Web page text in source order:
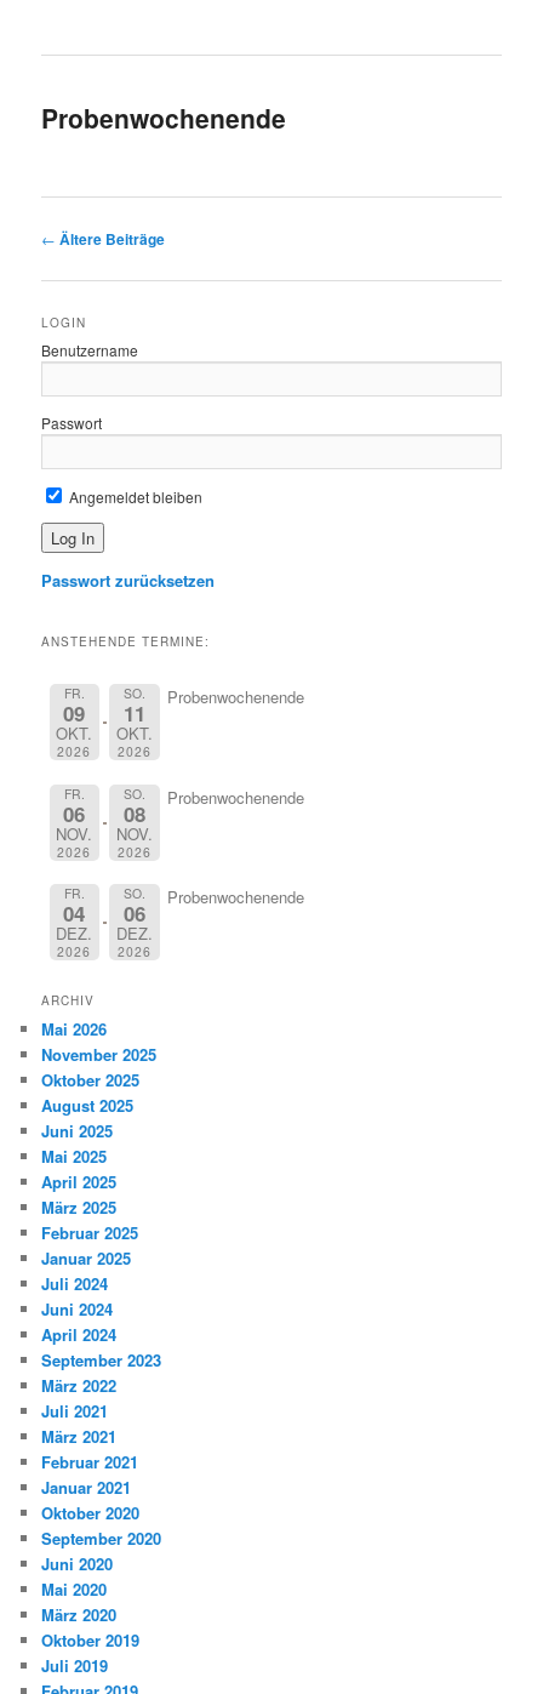
Probenwochenende
Beitragsnavigation
← Ältere Beiträge
LOGIN
Benutzername
Passwort
Angemeldet bleiben
Passwort zurücksetzen
ANSTEHENDE TERMINE:
FR.
09
OKT.
2026
SO.
11
OKT.
2026
Probenwochenende
FR.
06
NOV.
2026
SO.
08
NOV.
2026
Probenwochenende
FR.
04
DEZ.
2026
SO.
06
DEZ.
2026
Probenwochenende
ARCHIV
Mai 2026
November 2025
Oktober 2025
August 2025
Juni 2025
Mai 2025
April 2025
März 2025
Februar 2025
Januar 2025
Juli 2024
Juni 2024
April 2024
September 2023
März 2022
Juli 2021
März 2021
Februar 2021
Januar 2021
Oktober 2020
September 2020
Juni 2020
Mai 2020
März 2020
Oktober 2019
Juli 2019